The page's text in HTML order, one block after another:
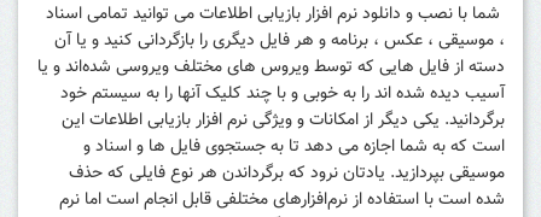
شما با نصب و دانلود نرم افزار بازیابی اطلاعات می توانید تمامی اسناد
، موسیقی ، عکس ، برنامه و هر فایل دیگری را بازگردانی کنید و یا آن
دسته از فایل هایی که توسط ویروس های مختلف ویروسی شده‌اند و یا
آسیب دیده شده اند را به خوبی و با چند کلیک آنها را به سیستم خود
برگردانید. یکی دیگر از امکانات و ویژگی نرم افزار بازیابی اطلاعات این
است که به شما اجازه می دهد تا به جستجوی فایل ها و اسناد و
موسیقی بپردازید. یادتان نرود که برگرداندن هر نوع فایلی که حذف
شده است با استفاده از نرم‌افزارهای مختلفی قابل انجام است اما نرم